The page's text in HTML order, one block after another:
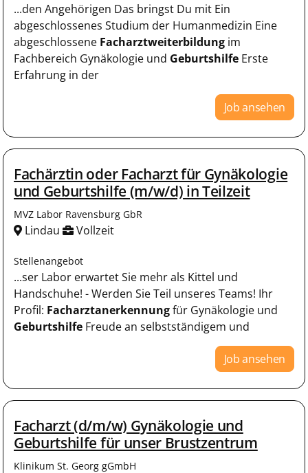
...den Angehörigen Das bringst Du mit Ein
abgeschlossenes Studium der Humanmedizin Eine
abgeschlossene Facharztweiterbildung im
Fachbereich Gynäkologie und Geburtshilfe Erste
Erfahrung in der
Job ansehen
Fachärztin oder Facharzt für Gynäkologie
und Geburtshilfe (m/w/d) in Teilzeit
MVZ Labor Ravensburg GbR
Lindau Vollzeit
Stellenangebot
...ser Labor erwartet Sie mehr als Kittel und
Handschuhe! - Werden Sie Teil unseres Teams! Ihr
Profil: Facharztanerkennungfür Gynäkologie und
Geburtshilfe Freude an selbstständigem und
Job ansehen
Facharzt (d/m/w) Gynäkologie und
Geburtshilfe für unser Brustzentrum
Klinikum St. Georg gGmbH